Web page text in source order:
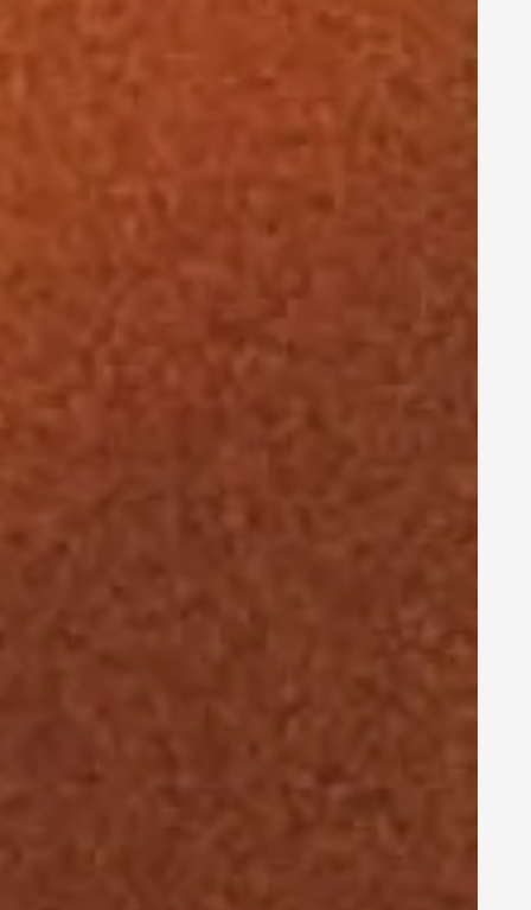
Wie Uhura den
Lichthersteller
LEDVANCE bei
der
Neupositionieru
ng seiner Marke
unterstützt.